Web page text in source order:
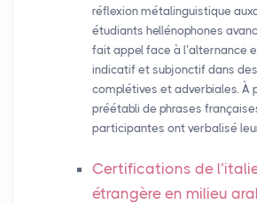
réflexion métalinguistique
étudiants hellénophones
fait appel face à l’alternance
indicatif et subjonctif dans
complétives et adverbiales. À
préétabli de phrases
participantes ont verbalisé
Certifications de
étrangère en milieu